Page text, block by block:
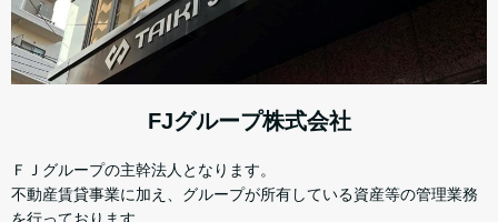
FJグループ株式会社
ＦＪグループの主幹法人となります。
不動産賃貸事業に加え、グループが所有している資産等の管理業務